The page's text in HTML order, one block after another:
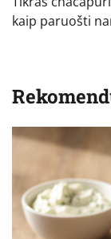
įrašų
kaip paruošti